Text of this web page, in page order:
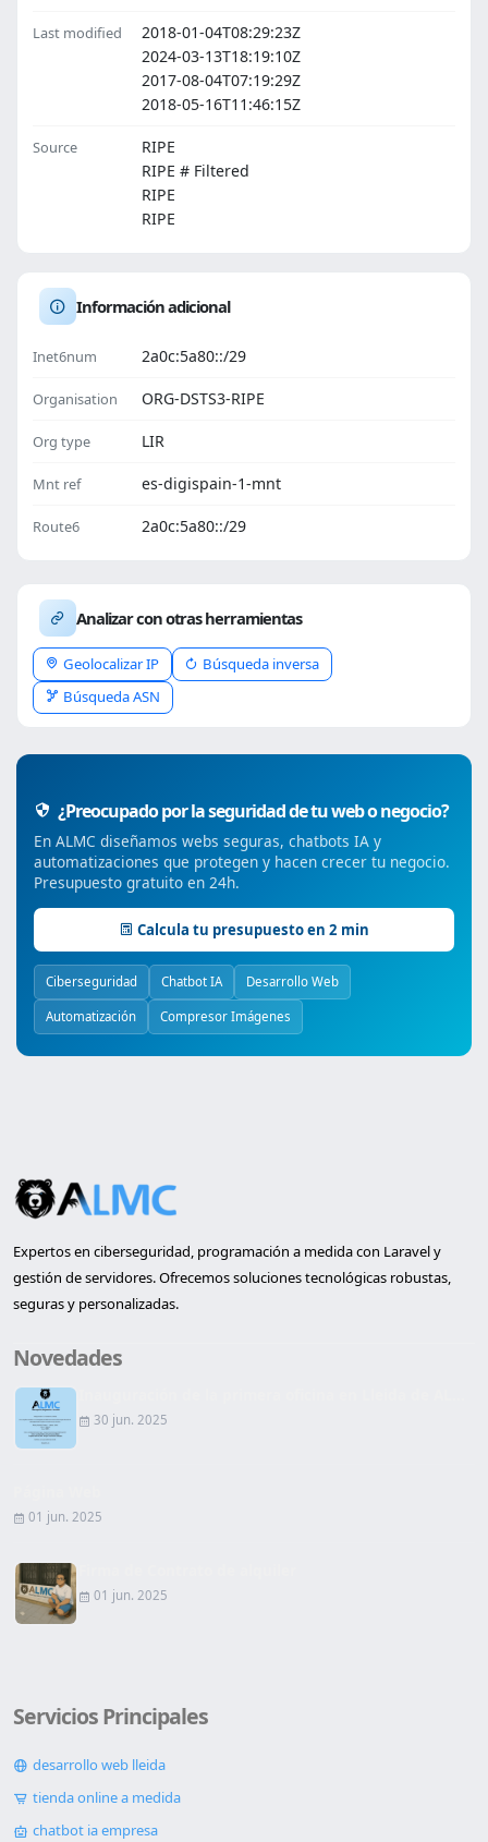
Last modified
2018-01-04T08:29:23Z
2024-03-13T18:19:10Z
2017-08-04T07:19:29Z
2018-05-16T11:46:15Z
Source
RIPE
RIPE # Filtered
RIPE
RIPE
Información adicional
Inet6num 2a0c:5a80::/29
Organisation ORG-DSTS3-RIPE
Org type LIR
Mnt ref es-digispain-1-mnt
Route6 2a0c:5a80::/29
Analizar con otras herramientas
Geolocalizar IP
Búsqueda inversa
Búsqueda ASN
¿Preocupado por la seguridad de tu web o negocio?
En ALMC diseñamos webs seguras, chatbots IA y
automatizaciones que protegen y hacen crecer tu negocio.
Presupuesto gratuito en 24h.
Calcula tu presupuesto en 2 min
Ciberseguridad Chatbot IA Desarrollo Web
Automatización Compresor Imágenes
Expertos en ciberseguridad, programación a medida con Laravel y
gestión de servidores. Ofrecemos soluciones tecnológicas robustas,
seguras y personalizadas.
Novedades
30 jun. 2025
01 jun. 2025
01 jun. 2025
Servicios Principales
desarrollo web lleida
tienda online a medida
chatbot ia empresa